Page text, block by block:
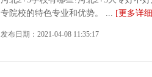
专院校的特色专业和优势。 ... [更多详
发布日期：2021-04-08 11:35:17